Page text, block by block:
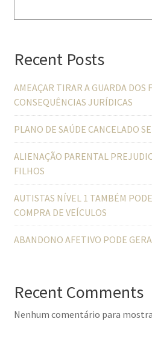
Recent Posts
AMEAÇAR TIRAR A GUARDA DOS
CONSEQUÊNCIAS JURÍDICAS
PLANO DE SAÚDE CANCELADO
ALIENAÇÃO PARENTAL
FILHOS
AUTISTAS NÍVEL 1 TAMBÉM
COMPRA DE VEÍCULOS
ABANDONO AFETIVO PODE
Recent Comments
Nenhum comentário para